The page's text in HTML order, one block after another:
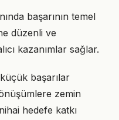
başarının temel
düzenli ve
kazanımlar sağlar.
başarılar
zemin
hedefe katkı